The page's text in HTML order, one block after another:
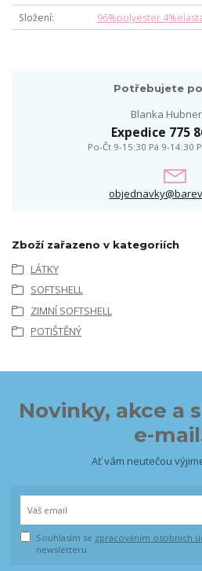
Složení
96%polyester
Potřebujete
Blanka
Expedice 775
Po-Čt 9-15:30 Pá 9-14:30
Zboží zařazeno v kategoriích
LÁTKY
SOFTSHELL
ZIMNÍ SOFTSHELL
POTIŠTĚNÝ
Novinky, akce a
e-
Ať vám neutečou
Souhlasím se zpracováním osobních
newsletteru.